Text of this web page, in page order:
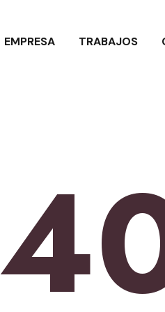
EMPRESA TRABAJOS